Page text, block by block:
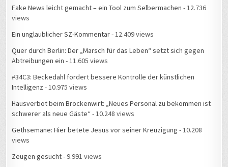
Fake News leicht gemacht – ein Tool zum Selbermachen - 12.736
views
Ein unglaublicher SZ-Kommentar- 12.409 views
Quer durch Berlin: Der „Marsch für das Leben“ setzt sich gegen
Abtreibungen ein - 11.605 views
#34C3: Beckedahl fordert bessere Kontrolle der künstlichen
Intelligenz - 10.975 views
Hausverbot beim Brockenwirt: „Neues Personal zu bekommen ist
schwerer als neue Gäste“ - 10.248 views
Gethsemane: Hier betete Jesus vor seiner Kreuzigung - 10.208
views
Zeugen gesucht- 9.991 views